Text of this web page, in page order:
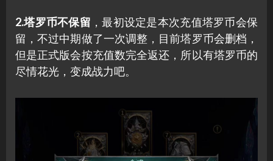
2.塔罗币不保留 ，最初设定是本次充值塔罗币会保
留，不过中期做了一次调整，目前塔罗币会删档，
但是正式版会按充值数完全返还，所以有塔罗币的
尽情花光，变成战力吧。